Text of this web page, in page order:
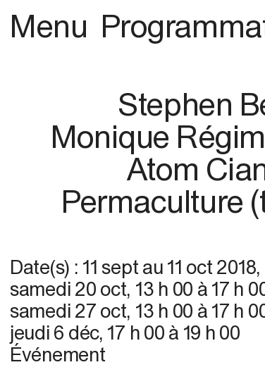
Menu
Stephen
Monique
Atom
Permaculture
Date(s) : 11 sept au 11 oct 2018,
samedi 20 oct, 13 h 00 à 17 h
samedi 27 oct, 13 h 00 à 17 h
jeudi 6 déc, 17 h 00 à 19 h 00
Événement